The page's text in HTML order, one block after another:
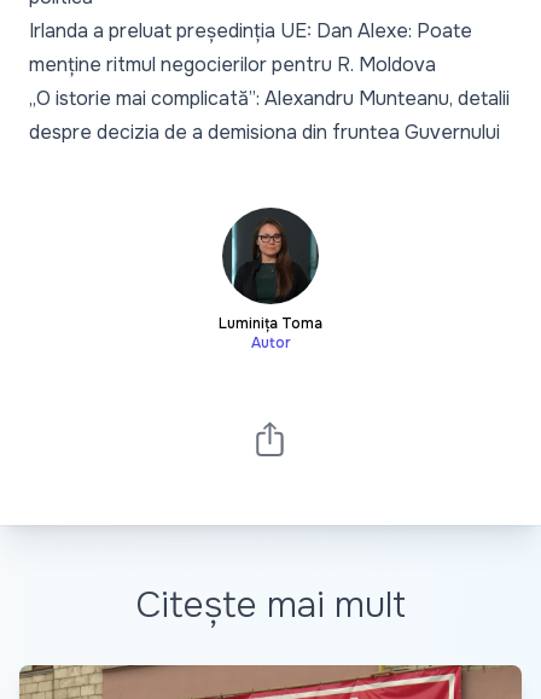
Irlanda a preluat președinția UE: Dan Alexe: Poate
menține ritmul negocierilor pentru R. Moldova
„O istorie mai complicată”: Alexandru Munteanu, detalii
despre decizia de a demisiona din fruntea Guvernului
Luminița Toma
Autor
Citește mai mult